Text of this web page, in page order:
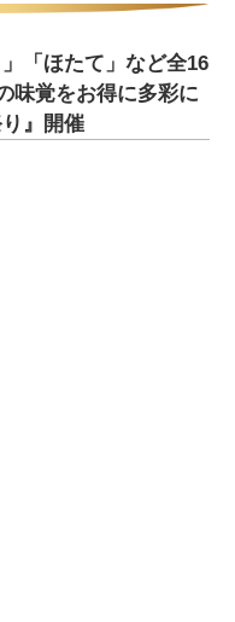
「ほたて」など全16
味覚をお得に多彩に
』開催